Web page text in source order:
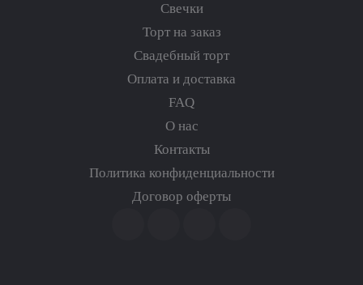
Свечки
Торт на заказ
Свадебный торт
Оплата и доставка
FAQ
О нас
Контакты
Политика конфиденциальности
Договор оферты